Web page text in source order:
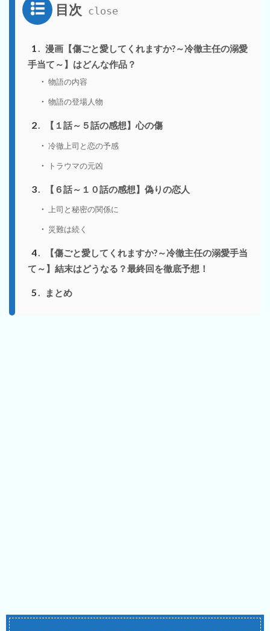
目次
1
漫画【傷ごと愛してくれますか?～冷徹主任の溺愛
手当て～】はどんな作品？
物語の内容
物語の登場人物
2 【１話～５話の感想】心の傷
冷徹上司と恋の予感
トラウマの元凶
3 【６話～１０話の感想】偽りの恋人
上司と秘密の関係に
災難は続く
4
【傷ごと愛してくれますか?～冷徹主任の溺愛手当
て～】結末はどうなる？最終回を徹底予想！
5 まとめ